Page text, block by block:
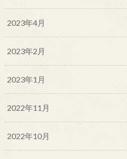
2023年4月
2023年2月
2023年1月
2022年11月
2022年10月